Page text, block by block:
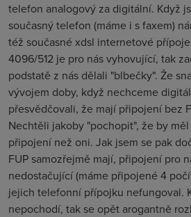
telefon analogový za digitální. Když
současný telefon (máme i s faxem)
též současné xdsl internetové
4096/512 je pro nás vyhovující, tak
podstatě z nás dělali "blbečky". Že
vývojem doby, když nechceme
přesvědčovali, že mají připojení bez
Nechtěli jakoby "pochopit", že by
připojení než oni. Jak jsem se pak
FUP samozřejmě mají, připojení pro
nedostačující (máme připojené 4
jejich telefonní přípojku nefungoval.
nepochodí, tak se opět arogantně